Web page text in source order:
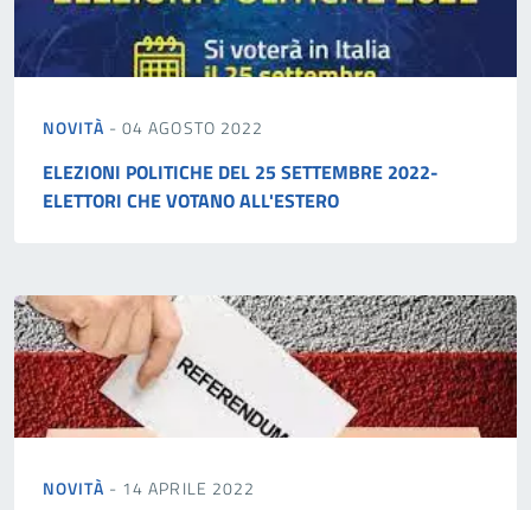
NOVITÀ - 04 AGOSTO 2022
ELEZIONI POLITICHE DEL 25 SETTEMBRE 2022-
ELETTORI CHE VOTANO ALL'ESTERO
NOVITÀ - 14 APRILE 2022